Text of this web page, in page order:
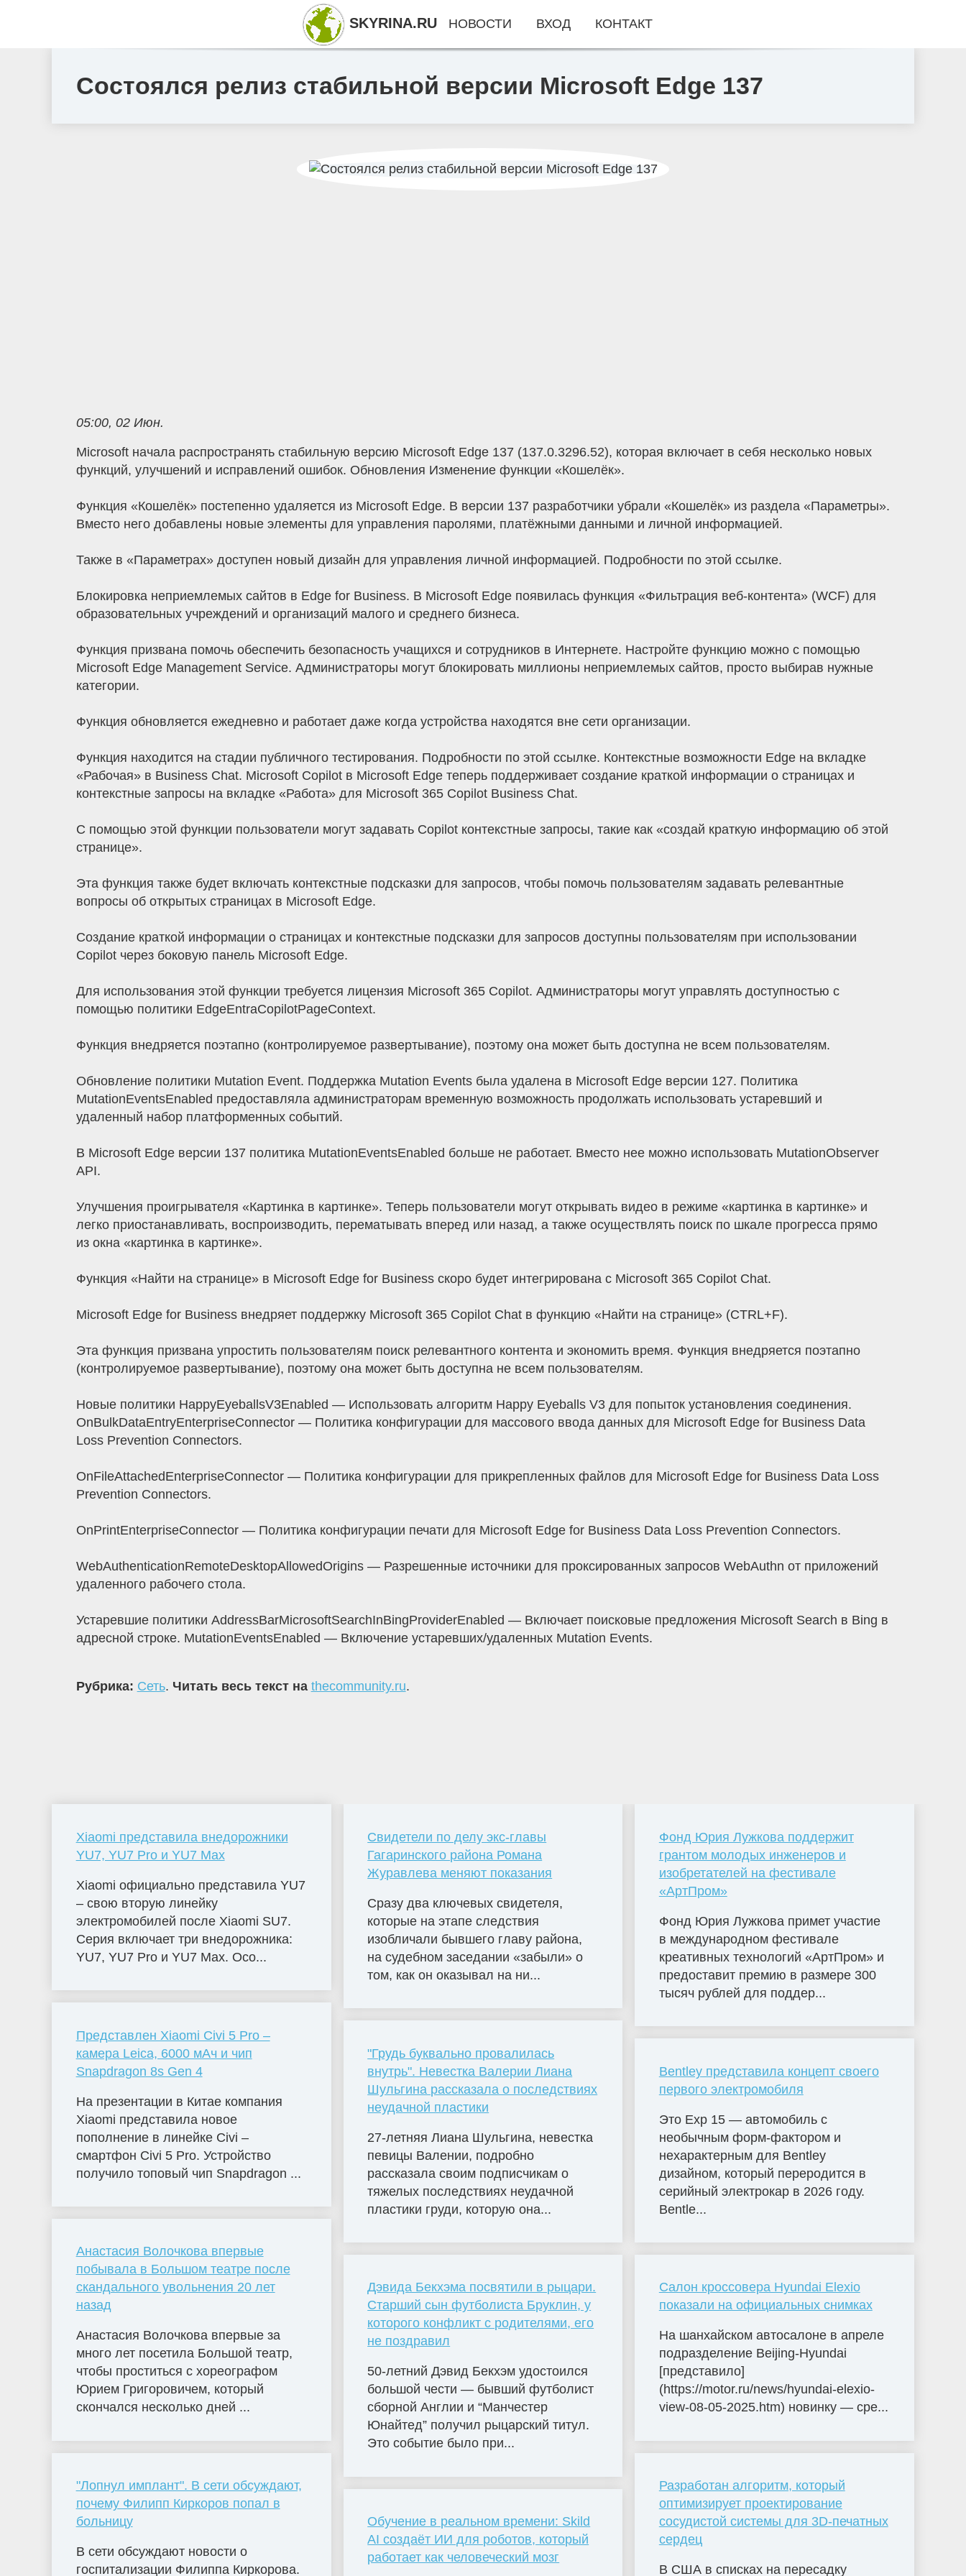
Состоялся релиз стабильной версии Microsoft Edge 137
05:00, 02 Июн.
Microsoft начала распространять стабильную версию Microsoft Edge 137 (137.0.3296.52), которая включает в себя несколько новых
функций, улучшений и исправлений ошибок. Обновления Изменение функции «Кошелёк».
Функция «Кошелёк» постепенно удаляется из Microsoft Edge. В версии 137 разработчики убрали «Кошелёк» из раздела «Параметры».
Вместо него добавлены новые элементы для управления паролями, платёжными данными и личной информацией.
Также в «Параметрах» доступен новый дизайн для управления личной информацией. Подробности по этой ссылке.
Блокировка неприемлемых сайтов в Edge for Business. В Microsoft Edge появилась функция «Фильтрация веб-контента» (WCF) для
образовательных учреждений и организаций малого и среднего бизнеса.
Функция призвана помочь обеспечить безопасность учащихся и сотрудников в Интернете. Настройте функцию можно с помощью
Microsoft Edge Management Service. Администраторы могут блокировать миллионы неприемлемых сайтов, просто выбирав нужные
категории.
Функция обновляется ежедневно и работает даже когда устройства находятся вне сети организации.
Функция находится на стадии публичного тестирования. Подробности по этой ссылке. Контекстные возможности Edge на вкладке
«Рабочая» в Business Chat. Microsoft Copilot в Microsoft Edge теперь поддерживает создание краткой информации о страницах и
контекстные запросы на вкладке «Работа» для Microsoft 365 Copilot Business Chat.
С помощью этой функции пользователи могут задавать Copilot контекстные запросы, такие как «создай краткую информацию об этой
странице».
Эта функция также будет включать контекстные подсказки для запросов, чтобы помочь пользователям задавать релевантные
вопросы об открытых страницах в Microsoft Edge.
Создание краткой информации о страницах и контекстные подсказки для запросов доступны пользователям при использовании
Copilot через боковую панель Microsoft Edge.
Для использования этой функции требуется лицензия Microsoft 365 Copilot. Администраторы могут управлять доступностью с
помощью политики EdgeEntraCopilotPageContext.
Функция внедряется поэтапно (контролируемое развертывание), поэтому она может быть доступна не всем пользователям.
Обновление политики Mutation Event. Поддержка Mutation Events была удалена в Microsoft Edge версии 127. Политика
MutationEventsEnabled предоставляла администраторам временную возможность продолжать использовать устаревший и
удаленный набор платформенных событий.
В Microsoft Edge версии 137 политика MutationEventsEnabled больше не работает. Вместо нее можно использовать MutationObserver
API.
Улучшения проигрывателя «Картинка в картинке». Теперь пользователи могут открывать видео в режиме «картинка в картинке» и
легко приостанавливать, воспроизводить, перематывать вперед или назад, а также осуществлять поиск по шкале прогресса прямо
из окна «картинка в картинке».
Функция «Найти на странице» в Microsoft Edge for Business скоро будет интегрирована с Microsoft 365 Copilot Chat.
Microsoft Edge for Business внедряет поддержку Microsoft 365 Copilot Chat в функцию «Найти на странице» (CTRL+F).
Эта функция призвана упростить пользователям поиск релевантного контента и экономить время. Функция внедряется поэтапно
(контролируемое развертывание), поэтому она может быть доступна не всем пользователям.
Новые политики HappyEyeballsV3Enabled — Использовать алгоритм Happy Eyeballs V3 для попыток установления соединения.
OnBulkDataEntryEnterpriseConnector — Политика конфигурации для массового ввода данных для Microsoft Edge for Business Data
Loss Prevention Connectors.
OnFileAttachedEnterpriseConnector — Политика конфигурации для прикрепленных файлов для Microsoft Edge for Business Data Loss
Prevention Connectors.
OnPrintEnterpriseConnector — Политика конфигурации печати для Microsoft Edge for Business Data Loss Prevention Connectors.
WebAuthenticationRemoteDesktopAllowedOrigins — Разрешенные источники для проксированных запросов WebAuthn от приложений
удаленного рабочего стола.
Устаревшие политики AddressBarMicrosoftSearchInBingProviderEnabled — Включает поисковые предложения Microsoft Search в Bing в
адресной строке. MutationEventsEnabled — Включение устаревших/удаленных Mutation Events.
Рубрика: Сеть. Читать весь текст на thecommunity.ru.
Xiaomi представила внедорожники
YU7, YU7 Pro и YU7 Max
Xiaomi официально представила YU7
– свою вторую линейку
электромобилей после Xiaomi SU7.
Серия включает три внедорожника:
YU7, YU7 Pro и YU7 Max. Осо...
Представлен Xiaomi Civi 5 Pro –
камера Leica, 6000 мАч и чип
Snapdragon 8s Gen 4
На презентации в Китае компания
Xiaomi представила новое
пополнение в линейке Civi –
смартфон Civi 5 Pro. Устройство
получило топовый чип Snapdragon ...
Анастасия Волочкова впервые
побывала в Большом театре после
скандального увольнения 20 лет
назад
Анастасия Волочкова впервые за
много лет посетила Большой театр,
чтобы проститься с хореографом
Юрием Григоровичем, который
скончался несколько дней ...
"Лопнул имплант". В сети обсуждают,
почему Филипп Киркоров попал в
больницу
В сети обсуждают новости о
госпитализации Филиппа Киркорова.
Свидетели по делу экс-главы
Гагаринского района Романа
Журавлева меняют показания
Сразу два ключевых свидетеля,
которые на этапе следствия
изобличали бывшего главу района,
на судебном заседании «забыли» о
том, как он оказывал на ни...
"Грудь буквально провалилась
внутрь". Невестка Валерии Лиана
Шульгина рассказала о последствиях
неудачной пластики
27-летняя Лиана Шульгина, невестка
певицы Валении, подробно
рассказала своим подписчикам о
тяжелых последствиях неудачной
пластики груди, которую она...
Дэвида Бекхэма посвятили в рыцари.
Старший сын футболиста Бруклин, у
которого конфликт с родителями, его
не поздравил
50-летний Дэвид Бекхэм удостоился
большой чести — бывший футболист
сборной Англии и “Манчестер
Юнайтед” получил рыцарский титул.
Это событие было при...
Обучение в реальном времени: Skild
AI создаёт ИИ для роботов, который
работает как человеческий мозг
Фонд Юрия Лужкова поддержит
грантом молодых инженеров и
изобретателей на фестивале
«АртПром»
Фонд Юрия Лужкова примет участие
в международном фестивале
креативных технологий «АртПром» и
предоставит премию в размере 300
тысяч рублей для поддер...
Bentley представила концепт своего
первого электромобиля
Это Exp 15 — автомобиль с
необычным форм-фактором и
нехарактерным для Bentley
дизайном, который переродится в
серийный электрокар в 2026 году.
Bentle...
Салон кроссовера Hyundai Elexio
показали на официальных снимках
На шанхайском автосалоне в апреле
подразделение Beijing-Hyundai
[представило]
(https://motor.ru/news/hyundai-elexio-
view-08-05-2025.htm) новинку — сре...
Разработан алгоритм, который
оптимизирует проектирование
сосудистой системы для 3D-печатных
сердец
В США в списках на пересадку
SKYRINA.RU НОВОСТИ ВХОД КОНТАКТ